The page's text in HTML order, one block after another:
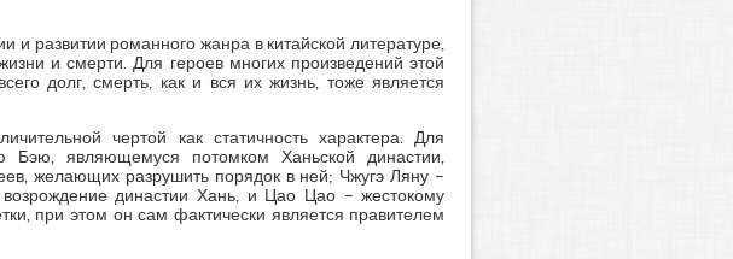
развитии романного жанра в китайской литературе,
и смерти. Для героев многих произведений этой
долг, смерть, как и вся их жизнь, тоже является
чертой как статичность характера. Для
являющемуся потомком Ханьской династии,
желающих разрушить порядок в ней; Чжугэ Ляну –
династии Хань, и Цао Цао – жестокому
при этом он сам фактически является правителем